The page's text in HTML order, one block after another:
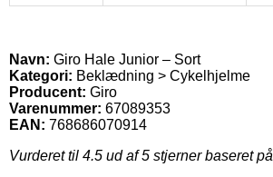
Navn: Giro Hale Junior – Sort
Kategori: Beklædning > Cykelhjelme
Producent: Giro
Varenummer: 67089353
EAN: 768686070914
Vurderet til 4.5 ud af 5 stjerner baseret på